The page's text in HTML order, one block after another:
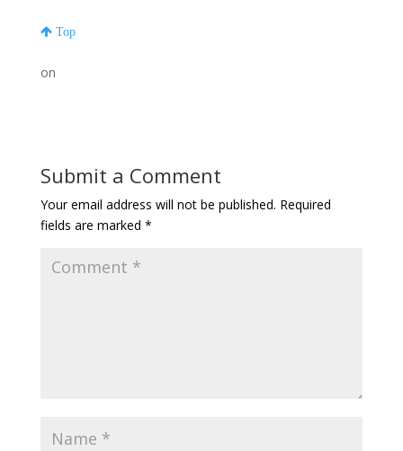
Top
on
Submit a Comment
Your email address will not be published. Required
fields are marked *